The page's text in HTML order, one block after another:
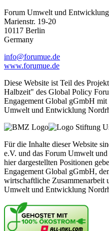
Forum Umwelt und Entwicklung
Marienstr. 19-20
10117 Berlin
Germany
info@forumue.de
www.forumue.de
Diese Website ist Teil des
Halbzeit" des Global Policy
Engagement Global gGmbH
Umwelt und Entwicklung
Für die Inhalte dieser Website
e.V. und das Forum Umwelt
hier dargestellten Positionen
Engagement Global gGmbH,
wirtschaftliche
Umwelt und Entwicklung